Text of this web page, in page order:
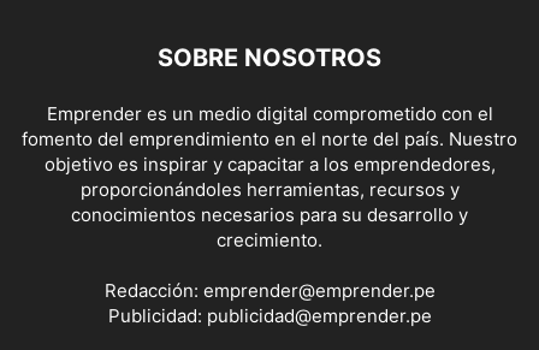
SOBRE NOSOTROS
Emprender es un medio digital comprometido con el
fomento del emprendimiento en el norte del país. Nuestro
objetivo es inspirar y capacitar a los emprendedores,
proporcionándoles herramientas, recursos y
conocimientos necesarios para su desarrollo y
crecimiento.
Redacción: emprender@emprender.pe
Publicidad: publicidad@emprender.pe